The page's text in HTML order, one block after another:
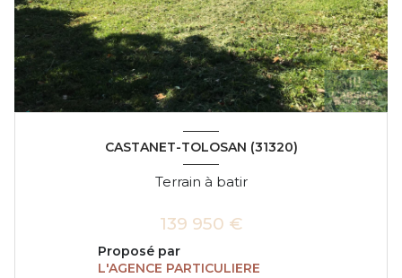
CASTANET-TOLOSAN (31320)
Terrain à batir
139 950 €
Proposé par
L'AGENCE PARTICULIERE